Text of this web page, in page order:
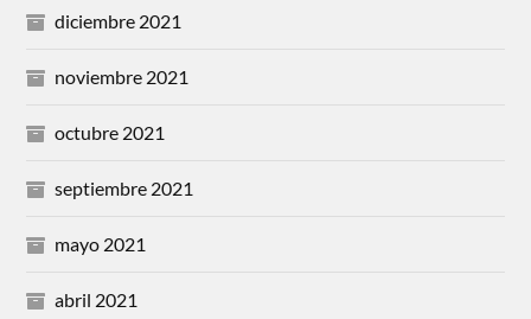
diciembre 2021
noviembre 2021
octubre 2021
septiembre 2021
mayo 2021
abril 2021